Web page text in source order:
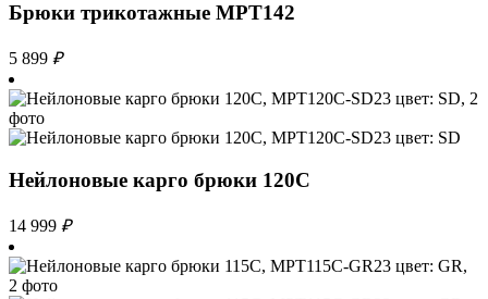
Брюки трикотажные MPT142
5 899 ₽
Нейлоновые карго брюки 120С
14 999 ₽